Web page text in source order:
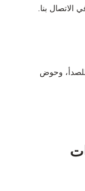
بنا.
وحوض